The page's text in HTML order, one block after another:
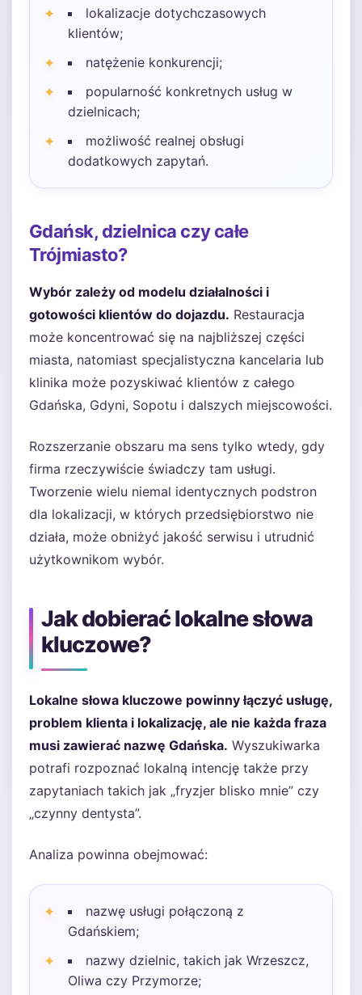
lokalizacje dotychczasowych
klientów;
natężenie konkurencji;
popularność konkretnych usług w
dzielnicach;
możliwość realnej obsługi
dodatkowych zapytań.
Gdańsk, dzielnica czy całe
Trójmiasto?
Wybór zależy od modelu działalności i
gotowości klientów do dojazdu. Restauracja
może koncentrować się na najbliższej części
miasta, natomiast specjalistyczna kancelaria lub
klinika może pozyskiwać klientów z całego
Gdańska, Gdyni, Sopotu i dalszych miejscowości.
Rozszerzanie obszaru ma sens tylko wtedy, gdy
firma rzeczywiście świadczy tam usługi.
Tworzenie wielu niemal identycznych podstron
dla lokalizacji, w których przedsiębiorstwo nie
działa, może obniżyć jakość serwisu i utrudnić
użytkownikom wybór.
Jak dobierać lokalne słowa
kluczowe?
Lokalne słowa kluczowe powinny łączyć usługę,
problem klienta i lokalizację, ale nie każda fraza
musi zawierać nazwę Gdańska. Wyszukiwarka
potrafi rozpoznać lokalną intencję także przy
zapytaniach takich jak „fryzjer blisko mnie” czy
„czynny dentysta”.
Analiza powinna obejmować:
nazwę usługi połączoną z
Gdańskiem;
nazwy dzielnic, takich jak Wrzeszcz,
Oliwa czy Przymorze;